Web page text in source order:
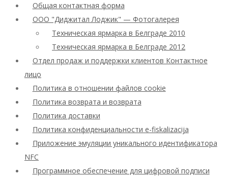
Общая контактная форма
ООО "Диджитал Лоджик" — Фотогалерея
Техническая ярмарка в Белграде 2010
Техническая ярмарка в Белграде 2012
Отдел продаж и поддержки клиентов Контактное
лицо
Политика в отношении файлов cookie
Политика возврата и возврата
Политика доставки
Политика конфиденциальности e-fiskalizacija
Приложение эмуляции уникального идентификатора
NFC
Программное обеспечение для цифровой подписи